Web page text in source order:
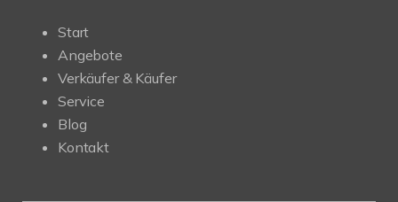
Start
Angebote
Verkäufer & Käufer
Service
Blog
Kontakt